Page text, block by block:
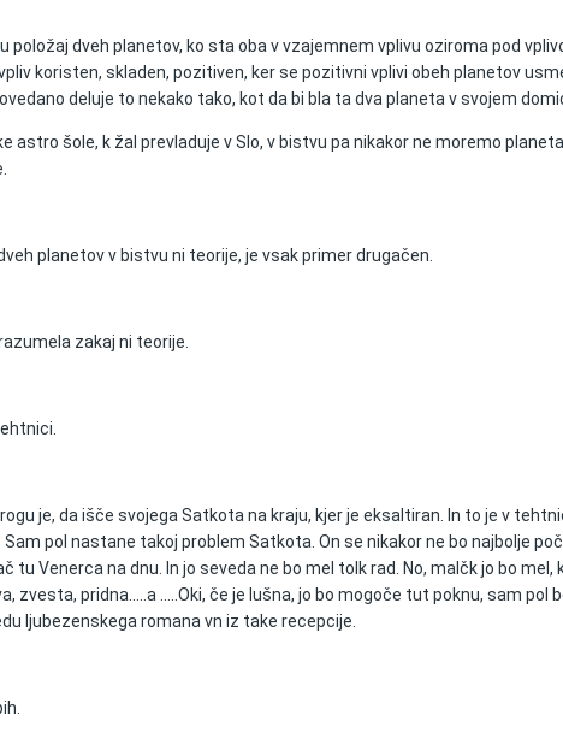
položaj dveh planetov, ko sta oba v vzajemnem vplivu oziroma pod
koristen, skladen, pozitiven, ker se pozitivni vplivi obeh planetov
deluje to nekako tako, kot da bi bla ta dva planeta v svojem
astro šole, k žal prevladuje v Slo, v bistvu pa nikakor ne moremo
planetov v bistvu ni teorije, je vsak primer drugačen.
zakaj ni teorije.
je, da išče svojega Satkota na kraju, kjer je eksaltiran. In to je v
pol nastane takoj problem Satkota. On se nikakor ne bo najbolje
tu Venerca na dnu. In jo seveda ne bo mel tolk rad. No, malčk jo bo mel,
zvesta, pridna.....a .....Oki, če je lušna, jo bo mogoče tut poknu, sam pol
ljubezenskega romana vn iz take recepcije.